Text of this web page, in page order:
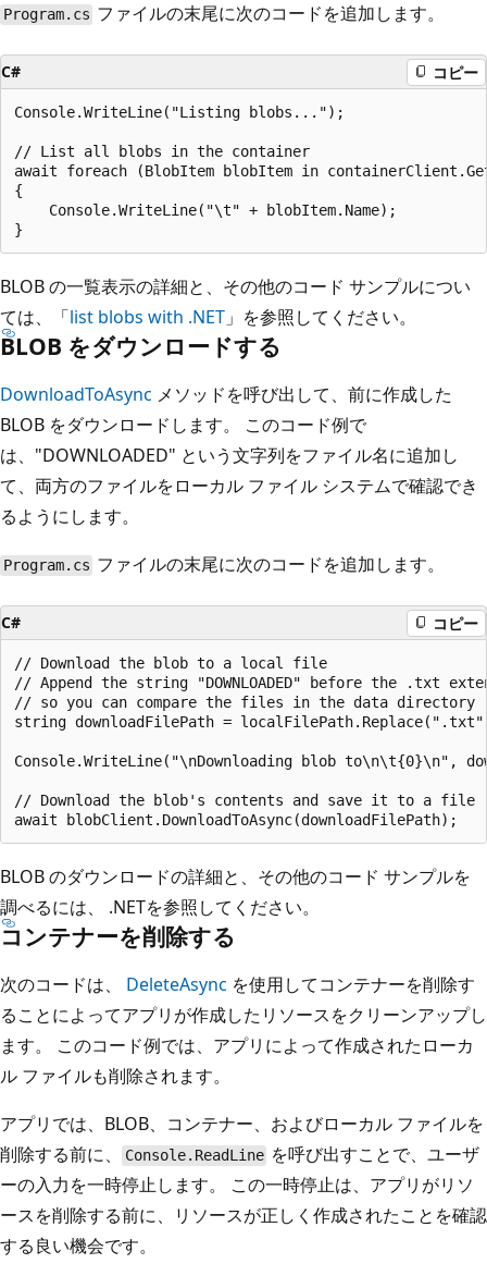
Program.cs ファイルの末尾に次のコードを追加します。
C# コピー
Console.WriteLine("Listing blobs...");
// List all blobs in the container
await foreach (BlobItem blobItem in
{
    Console.WriteLine("\t" + blobItem.Name);
BLOB の一覧表示の詳細と、その他のコード サンプルについ
ては、「list blobs with .NET 」を参照してください。
BLOB をダウンロードする
DownloadToAsync メソッドを呼び出して、前に作成した
BLOB をダウンロードします。 このコード例で
は、"DOWNLOADED" という文字列をファイル名に追加し
て、両方のファイルをローカル ファイル システムで確認でき
るようにします。
Program.cs ファイルの末尾に次のコードを追加します。
C# コピー
// Download the blob to a local file
// Append the string "DOWNLOADED" before the .txt
// so you can compare the files in the data directory
string downloadFilePath = localFilePath.Replace(".txt",
Console.WriteLine("\nDownloading blob to\n\t{0}\n",
// Download the blob's contents and save it to a file
BLOB のダウンロードの詳細と、その他のコード サンプルを
調べるには、
.NETを参照してください。
コンテナーを削除する
次のコードは、 DeleteAsync を使用してコンテナーを削除す
ることによってアプリが作成したリソースをクリーンアップし
ます。 このコード例では、アプリによって作成されたローカ
ル ファイルも削除されます。
アプリでは、BLOB、コンテナー、およびローカル ファイルを
削除する前に、
Console.ReadLine を呼び出すことで、ユーザ
ーの入力を一時停止します。 この一時停止は、アプリがリソ
ースを削除する前に、リソースが正しく作成されたことを確認
する良い機会です。